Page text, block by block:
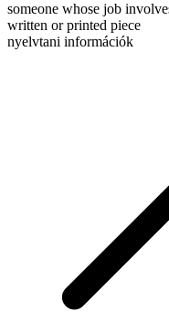
someone whose job
written or printed piece
nyelvtani információk